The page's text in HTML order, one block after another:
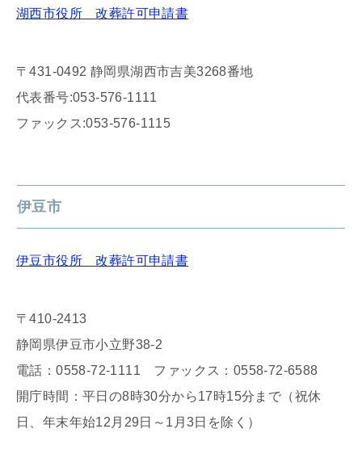
湖西市役所 改葬許可申請書
〒431-0492 静岡県湖西市吉美3268番地
代表番号:053-576-1111
ファックス:053-576-1115
伊豆市
伊豆市役所 改葬許可申請書
〒410-2413
静岡県伊豆市小立野38-2
電話：0558-72-1111 ファックス：0558-72-6588
開庁時間：平日の8時30分から17時15分まで（祝休
日、年末年始12月29日～1月3日を除く）